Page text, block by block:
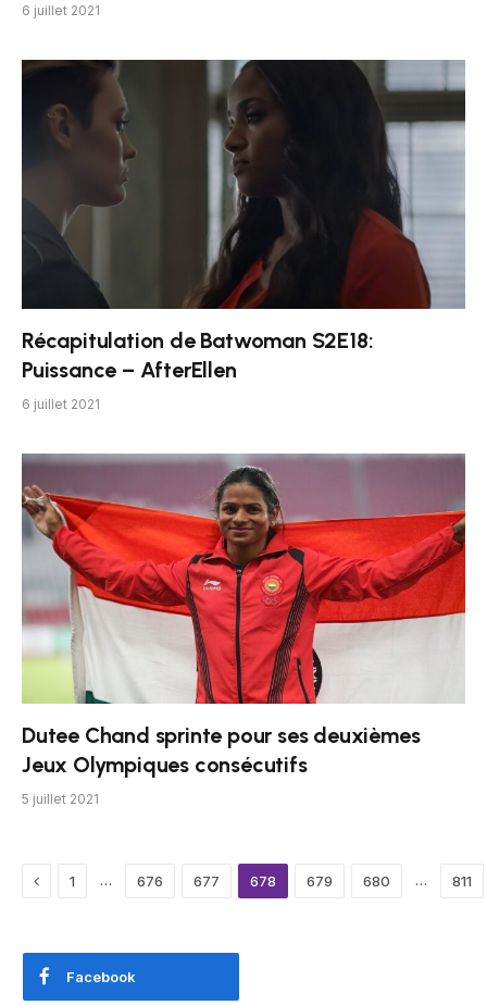
6 juillet 2021
Récapitulation de Batwoman S2E18:
Puissance – AfterEllen
6 juillet 2021
Dutee Chand sprinte pour ses deuxièmes
Jeux Olympiques consécutifs
5 juillet 2021
Previous
1 … 676 677 678 679 680 … 811
Facebook